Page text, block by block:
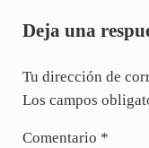
Deja una
Tu dirección de
Los campos
Comentario *